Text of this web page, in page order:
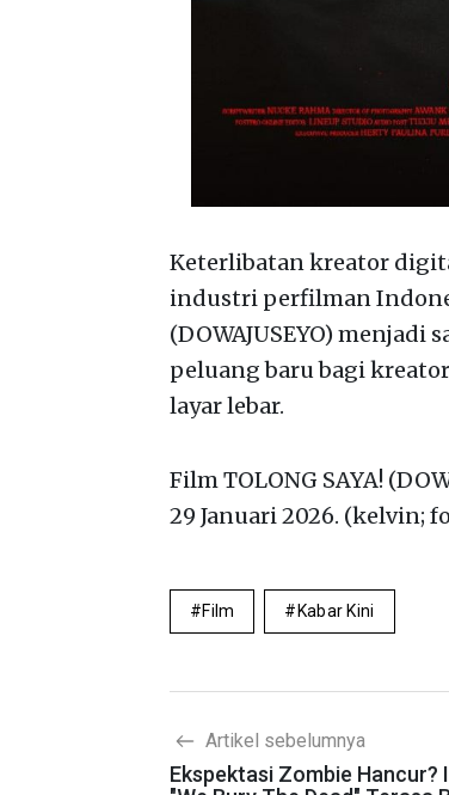
Keterlibatan kreator
industri perfilman
(DOWAJUSEYO)
peluang baru bagi
layar lebar.
Film TOLONG SAYA!
29 Januari 2026. (kelvin;
Film Kabar Kini
Artikel sebelumnya
Ekspektasi Zombie Hancur?